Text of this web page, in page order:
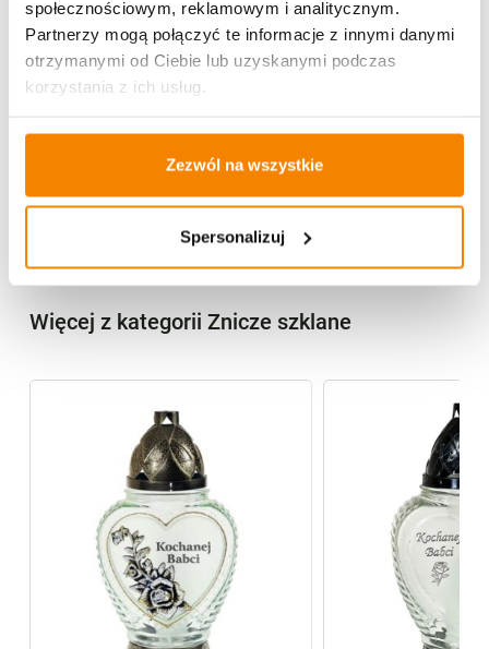
społecznościowym, reklamowym i analitycznym.
Partnerzy mogą połączyć te informacje z innymi danymi
otrzymanymi od Ciebie lub uzyskanymi podczas
korzystania z ich usług.
Zezwól na wszystkie
Spersonalizuj
Potrzebujesz większą ilość? Zapraszamy do naszej
hurtowniiPrzejdź do hurtowni B2B
Więcej z kategorii Znicze szklane